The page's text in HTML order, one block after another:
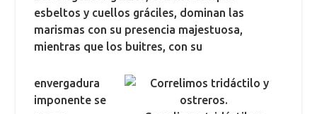
esbeltos y cuellos gráciles, dominan las
marismas con su presencia majestuosa,
mientras que los buitres, con su
envergadura
imponente se